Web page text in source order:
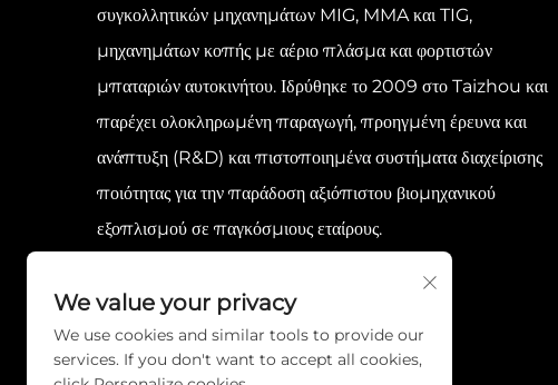
συγκολλητικών μηχανημάτων MIG, MMA και TIG,
μηχανημάτων κοπής με αέριο πλάσμα και φορτιστών
μπαταριών αυτοκινήτου. Ιδρύθηκε το 2009 στο Taizhou και
παρέχει ολοκληρωμένη παραγωγή, προηγμένη έρευνα και
ανάπτυξη (R&D) και πιστοποιημένα συστήματα διαχείρισης
ποιότητας για την παράδοση αξιόπιστου βιομηχανικού
εξοπλισμού σε παγκόσμιους εταίρους.
We value your privacy
We use cookies and similar tools to provide our
services. If you don't want to accept all cookies,